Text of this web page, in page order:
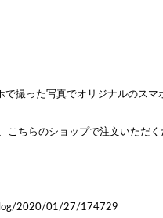
で撮った写真でオリジナルのスマ
こちらのショップで注文いただ
2020/01/27/174729